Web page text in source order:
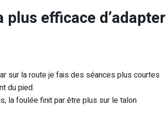
efficace d’adapter
sur la route je fais des séances plus courtes
du pied.
la foulée finit par être plus sur le talon